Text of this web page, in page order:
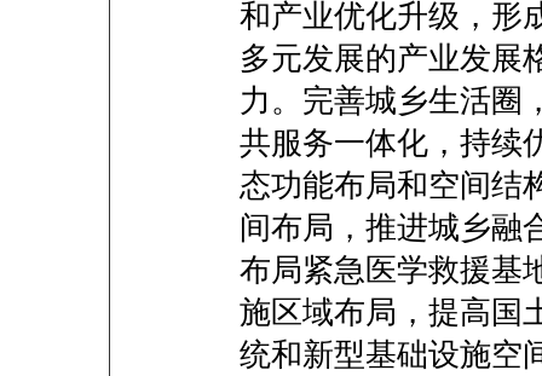
和产业优化升级，形
多元发展的产业发展
力。完善城乡生活圈
共服务一体化，持续
态功能布局和空间结
间布局，推进城乡融
布局紧急医学救援基
施区域布局，提高国
统和新型基础设施空